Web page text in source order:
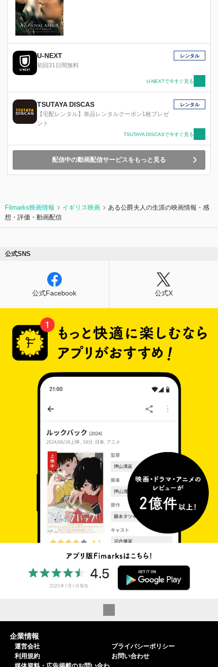
U-NEXT
初回31日間無料
レンタル
U-NEXTで今すぐ見る
TSUTAYA DISCAS
【宅配レンタル】単品レンタルクーポン1枚プレゼ
ント
レンタル
TSUTAYA DISCASで今すぐ見る
配信中の動画配信サービスをもっと見る
Filmarks映画情報 イギリス映画
ある公爵夫人の生涯の映画情報・感
想・評価・動画配信
公式SNS
公式Facebook 公式X
企業情報
運営会社
利用規約
プライバシーポリシー
お問い合わせ